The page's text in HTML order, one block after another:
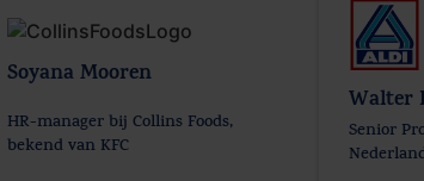
Soyana Mooren
HR-manager bij Collins Foods,
bekend van KFC
Walter
Senior